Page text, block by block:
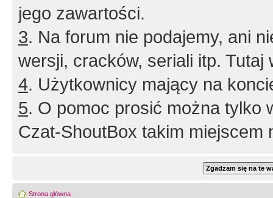
jego zawartości.
3. Na forum nie podajemy, ani
wersji, cracków, seriali itp. Tutaj
4. Użytkownicy mający na
5. O pomoc prosić można tylko
Czat-ShoutBox takim miejscem
Strona główna